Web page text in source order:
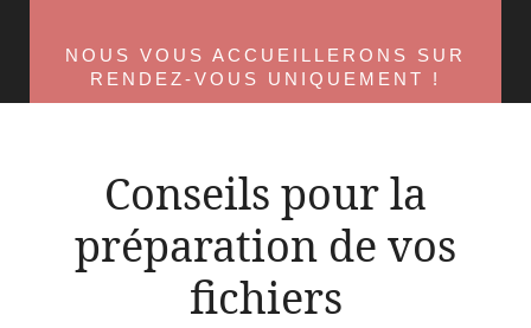
NOUS VOUS ACCUEILLERONS SUR
RENDEZ-VOUS UNIQUEMENT !
Conseils pour la
préparation de vos
fichiers